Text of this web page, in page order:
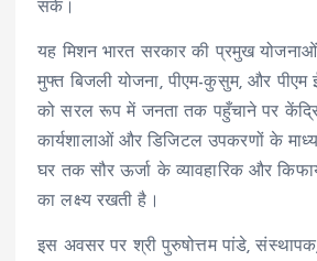
सके।
यह मिशन भारत सरकार की प्रमुख
मुफ्त बिजली योजना, पीएम-कुसुम, और पीएम
को सरल रूप में जनता तक पहुँचाने पर
कार्यशालाओं और डिजिटल उपकरणों के
घर तक सौर ऊर्जा के व्यावहारिक और
का लक्ष्य रखती है।
इस अवसर पर श्री पुरुषोत्तम पांडे,